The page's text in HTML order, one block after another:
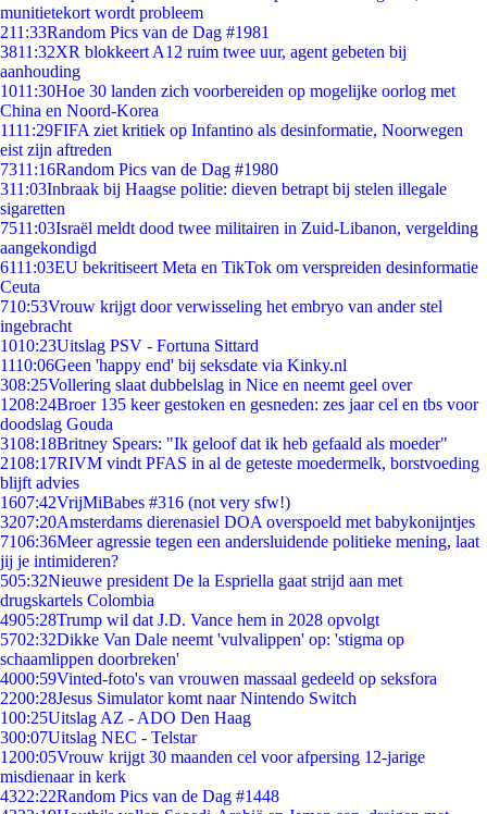
munitietekort wordt probleem
211:33Random Pics van de Dag #1981
3811:32XR blokkeert A12 ruim twee uur, agent gebeten bij
aanhouding
1011:30Hoe 30 landen zich voorbereiden op mogelijke oorlog met
China en Noord-Korea
1111:29FIFA ziet kritiek op Infantino als desinformatie, Noorwegen
eist zijn aftreden
7311:16Random Pics van de Dag #1980
311:03Inbraak bij Haagse politie: dieven betrapt bij stelen illegale
sigaretten
7511:03Israël meldt dood twee militairen in Zuid-Libanon, vergelding
aangekondigd
6111:03EU bekritiseert Meta en TikTok om verspreiden desinformatie
Ceuta
710:53Vrouw krijgt door verwisseling het embryo van ander stel
ingebracht
1010:23Uitslag PSV - Fortuna Sittard
1110:06Geen 'happy end' bij seksdate via Kinky.nl
308:25Vollering slaat dubbelslag in Nice en neemt geel over
1208:24Broer 135 keer gestoken en gesneden: zes jaar cel en tbs voor
doodslag Gouda
3108:18Britney Spears: "Ik geloof dat ik heb gefaald als moeder"
2108:17RIVM vindt PFAS in al de geteste moedermelk, borstvoeding
blijft advies
1607:42VrijMiBabes #316 (not very sfw!)
3207:20Amsterdams dierenasiel DOA overspoeld met babykonijntjes
7106:36Meer agressie tegen een andersluidende politieke mening, laat
jij je intimideren?
505:32Nieuwe president De la Espriella gaat strijd aan met
drugskartels Colombia
4905:28Trump wil dat J.D. Vance hem in 2028 opvolgt
5702:32Dikke Van Dale neemt 'vulvalippen' op: 'stigma op
schaamlippen doorbreken'
4000:59Vinted-foto's van vrouwen massaal gedeeld op seksfora
2200:28Jesus Simulator komt naar Nintendo Switch
100:25Uitslag AZ - ADO Den Haag
300:07Uitslag NEC - Telstar
1200:05Vrouw krijgt 30 maanden cel voor afpersing 12-jarige
misdienaar in kerk
4322:22Random Pics van de Dag #1448